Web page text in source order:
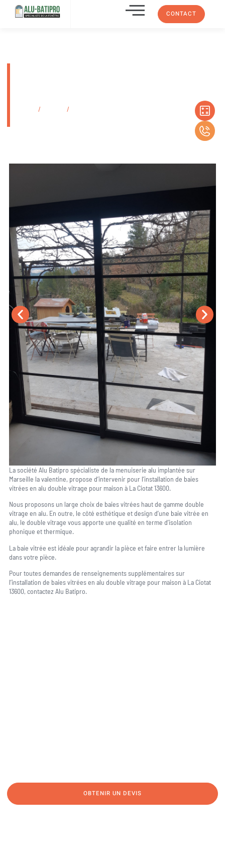
CONTACT
/ /
Installation de baies vitrées en alu double vitrage
La société Alu Batipro spécialiste de la menuiserie alu implantée sur
Marseille la valentine, propose d’intervenir pour l’installation de baies
vitrées en alu double vitrage pour maison à La Ciotat 13600.
Nous proposons un large choix de baies vitrées haut de gamme double
vitrage en alu. En outre, le côté esthétique et design d’une baie vitrée en
alu, le double vitrage vous apporte une qualité en terme d’isolation
phonique et thermique.
La baie vitrée est idéale pour agrandir la pièce et faire entrer la lumière
dans votre pièce.
Pour toutes demandes de renseignements supplémentaires sur
l’installation de baies vitrées en alu double vitrage pour maison à La Ciotat
13600, contactez Alu Batipro.
OBTENIR UN DEVIS